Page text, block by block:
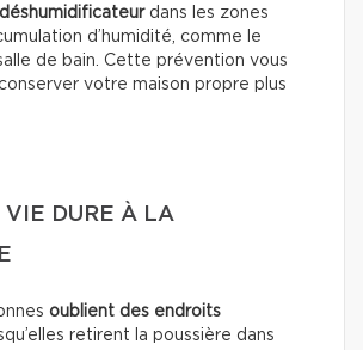
déshumidificateurdans les zones
d’humidité, comme le
de bain. Cette prévention vous
votre maison propre plus
VIE DURE À LA
oublient des endroits
retirent la poussière dans